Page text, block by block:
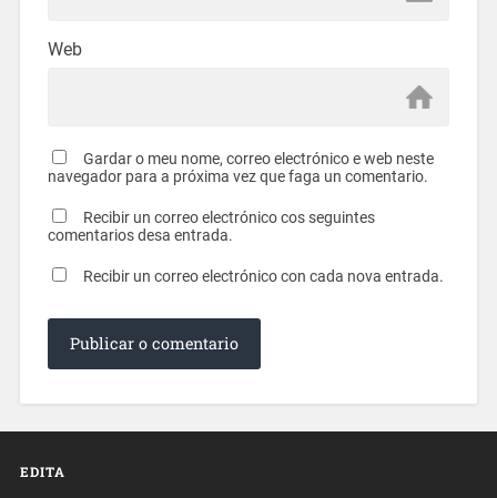
Web
Gardar o meu nome, correo electrónico e web neste
navegador para a próxima vez que faga un comentario.
Recibir un correo electrónico cos seguintes
comentarios desa entrada.
Recibir un correo electrónico con cada nova entrada.
EDITA